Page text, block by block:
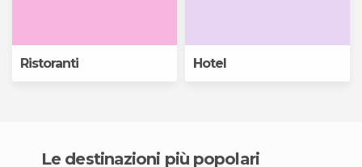
Ristoranti Hotel
Le destinazioni più popolari